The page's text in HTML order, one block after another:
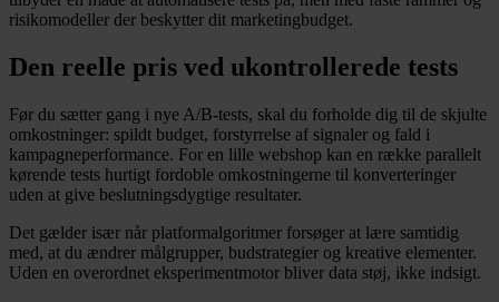
risikomodeller der beskytter dit marketingbudget.
Den reelle pris ved ukontrollerede tests
Før du sætter gang i nye A/B-tests, skal du forholde dig til de skjulte
omkostninger: spildt budget, forstyrrelse af signaler og fald i
kampagneperformance. For en lille webshop kan en række parallelt
kørende tests hurtigt fordoble omkostningerne til konverteringer
uden at give beslutningsdygtige resultater.
Det gælder især når platformalgoritmer forsøger at lære samtidig
med, at du ændrer målgrupper, budstrategier og kreative elementer.
Uden en overordnet eksperimentmotor bliver data støj, ikke indsigt.